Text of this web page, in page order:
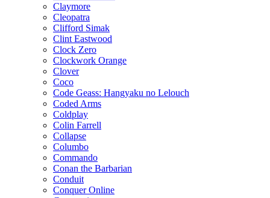
Claymore
Cleopatra
Clifford Simak
Clint Eastwood
Clock Zero
Clockwork Orange
Clover
Coco
Code Geass: Hangyaku no Lelouch
Coded Arms
Coldplay
Colin Farrell
Collapse
Columbo
Commando
Conan the Barbarian
Conduit
Conquer Online